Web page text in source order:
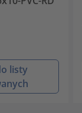
listy